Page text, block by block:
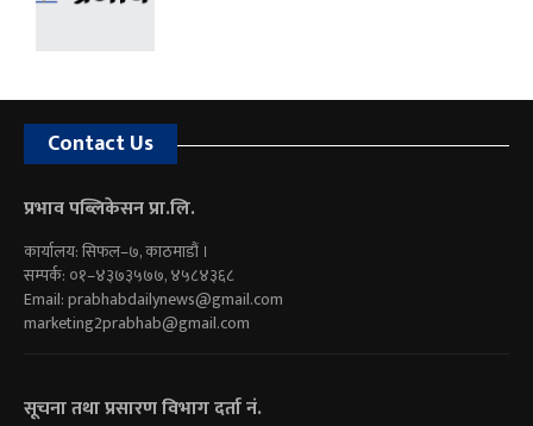
Contact Us
प्रभाव पब्लिकेसन प्रा.लि.
कार्यालय: सिफल–७, काठमाडौं ।
सम्पर्क: ०१–४३७३५७७, ४५८४३६८
Email:prabhabdailynews@gmail.com
marketing2prabhab@gmail.com
सूचना तथा प्रसारण विभाग दर्ता नं.